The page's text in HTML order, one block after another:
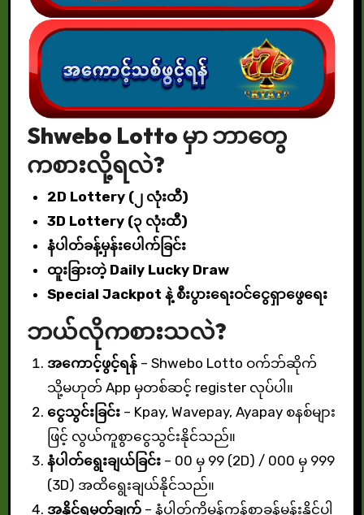
Shwebo Lotto မှာ ဘာတွေ
ကစားလို့ရလဲ?
2D Lottery (၂ လုံးထီ)
3D Lottery (၃ လုံးထီ)
နံပါတ်ခန့်မှန်းပေါက်ခြင်း
ထူးခြားတဲ့ Daily Lucky Draw
Special Jackpot နဲ့ စီးပွားရေးဝင်ငွေရှာဖွေရေး
ဘယ်လိုကစားသလဲ?
အကောင့်ဖွင့်ရန် – Shwebo Lotto ဝက်ဘ်ဆိုက်
သို့မဟုတ် App မှတစ်ဆင့် register လုပ်ပါ။
ငွေသွင်းခြင်း – Kpay, Wavepay, Ayapay စနစ်များ
ဖြင့် လွယ်ကူစွာငွေသွင်းနိုင်သည်။
နံပါတ်ရွေးချယ်ခြင်း – 00 မှ 99 (2D) / 000 မှ 999
(3D) အထိရွေးချယ်နိုင်သည်။
အနိုင်ရမှတ်ချက် – နံပါတ်ကိုမှန်ကန်စွာခန့်မှန်းနိုင်ပါ